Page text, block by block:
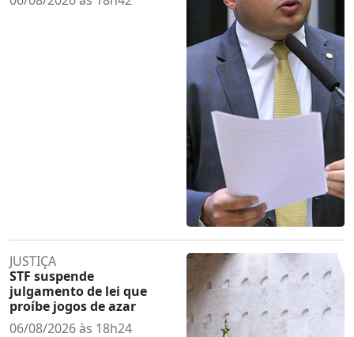
JUSTIÇA
STF suspende
julgamento de lei que
proíbe jogos de azar
06/08/2026 às 18h24